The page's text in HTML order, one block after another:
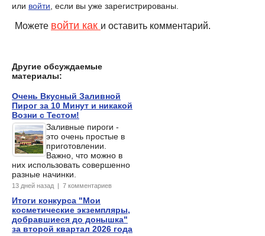
или войти , если вы уже зарегистрированы.
Можете войти как и оставить комментарий.
Другие обсуждаемые
материалы:
Очень Вкусный Заливной
Пирог за 10 Минут и никакой
Возни с Тестом!
Заливные пироги -
это очень простые в
приготовлении.
Важно, что можно в
них использовать совершенно
разные начинки.
13 дней назад | 7 комментариев
Итоги конкурса "Мои
косметические экземпляры,
добравшиеся до донышка"
за второй квартал 2026 года